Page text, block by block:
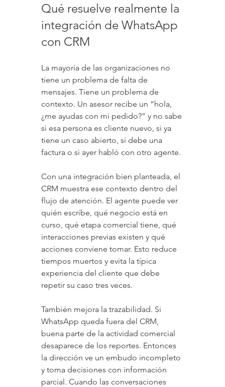
Qué resuelve realmente la
integración de WhatsApp
con CRM
La mayoría de las organizaciones no
tiene un problema de falta de
mensajes. Tiene un problema de
contexto. Un asesor recibe un “hola,
¿me ayudas con mi pedido?” y no sabe
si esa persona es cliente nuevo, si ya
tiene un caso abierto, si debe una
factura o si ayer habló con otro agente.
Con una integración bien planteada, el
CRM muestra ese contexto dentro del
flujo de atención. El agente puede ver
quién escribe, qué negocio está en
curso, qué etapa comercial tiene, qué
interacciones previas existen y qué
acciones conviene tomar. Esto reduce
tiempos muertos y evita la típica
experiencia del cliente que debe
repetir su caso tres veces.
También mejora la trazabilidad. Si
WhatsApp queda fuera del CRM,
buena parte de la actividad comercial
desaparece de los reportes. Entonces
la dirección ve un embudo incompleto
y toma decisiones con información
parcial. Cuando las conversaciones